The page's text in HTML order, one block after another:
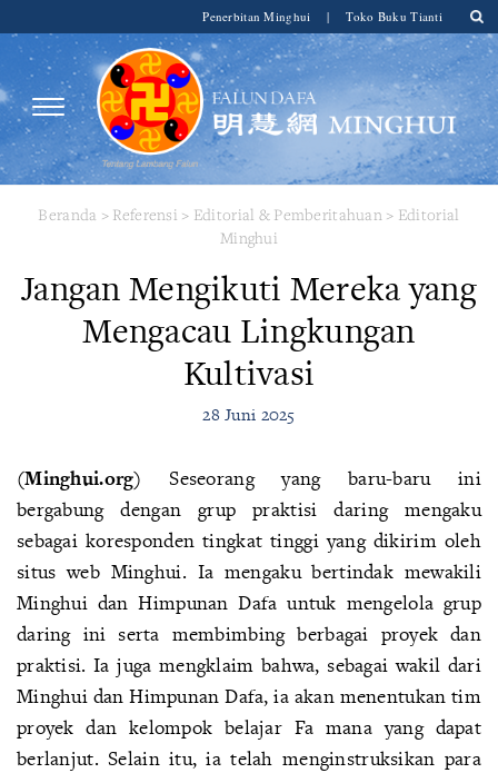
Penerbitan Minghui | Toko Buku Tianti
Beranda > Referensi > Editorial & Pemberitahuan > Editorial
Minghui
Jangan Mengikuti Mereka yang
Mengacau Lingkungan
Kultivasi
28 Juni 2025
(Minghui.org) Seseorang yang baru-baru ini
bergabung dengan grup praktisi daring mengaku
sebagai koresponden tingkat tinggi yang dikirim oleh
situs web Minghui. Ia mengaku bertindak mewakili
Minghui dan Himpunan Dafa untuk mengelola grup
daring ini serta membimbing berbagai proyek dan
praktisi. Ia juga mengklaim bahwa, sebagai wakil dari
Minghui dan Himpunan Dafa, ia akan menentukan tim
proyek dan kelompok belajar Fa mana yang dapat
berlanjut. Selain itu, ia telah menginstruksikan para